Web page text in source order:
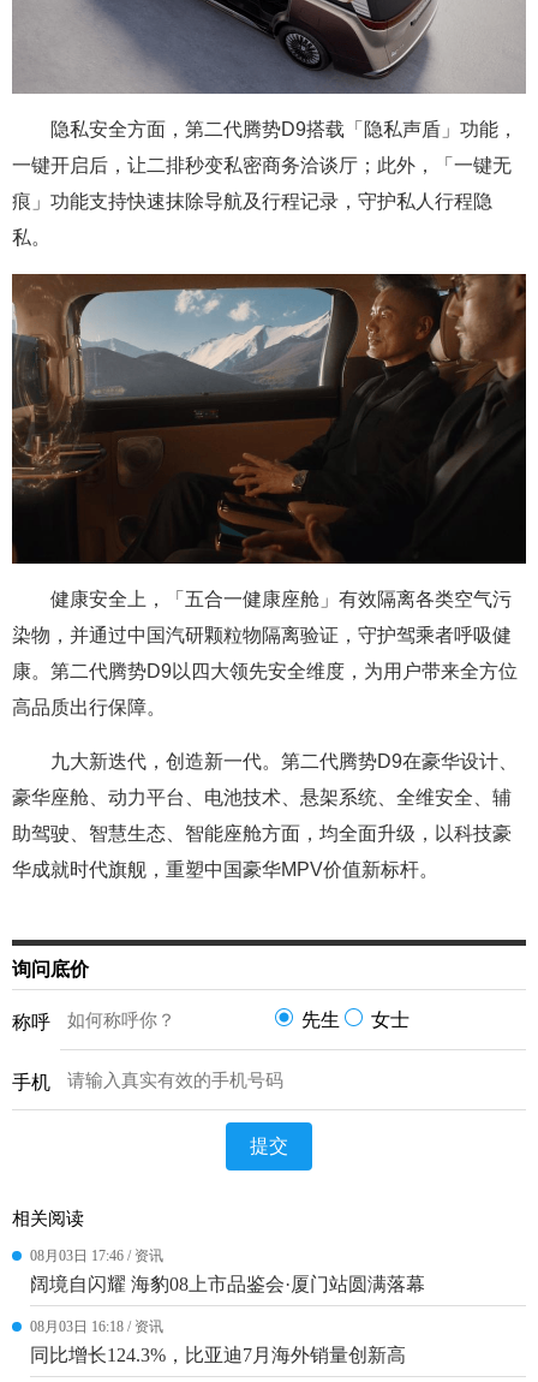
隐私安全方面，第二代腾势D9搭载「隐私声盾」功能，
一键开启后，让二排秒变私密商务洽谈厅；此外，「一键无
痕」功能支持快速抹除导航及行程记录，守护私人行程隐
私。
健康安全上，「五合一健康座舱」有效隔离各类空气污
染物，并通过中国汽研颗粒物隔离验证，守护驾乘者呼吸健
康。第二代腾势D9以四大领先安全维度，为用户带来全方位
高品质出行保障。
九大新迭代，创造新一代。第二代腾势D9在豪华设计、
豪华座舱、动力平台、电池技术、悬架系统、全维安全、辅
助驾驶、智慧生态、智能座舱方面，均全面升级，以科技豪
华成就时代旗舰，重塑中国豪华MPV价值新标杆。
询问底价
称呼 先生 女士
手机
提交
相关阅读
08月03日 17:46 / 资讯
阔境自闪耀 海豹08上市品鉴会·厦门站圆满落幕
08月03日 16:18 / 资讯
同比增长124.3%，比亚迪7月海外销量创新高